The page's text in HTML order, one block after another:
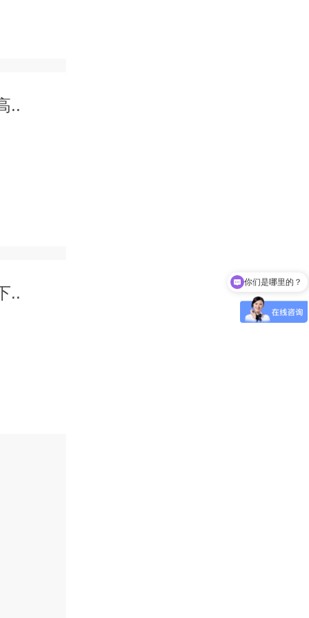
..
..
你们是哪里的？